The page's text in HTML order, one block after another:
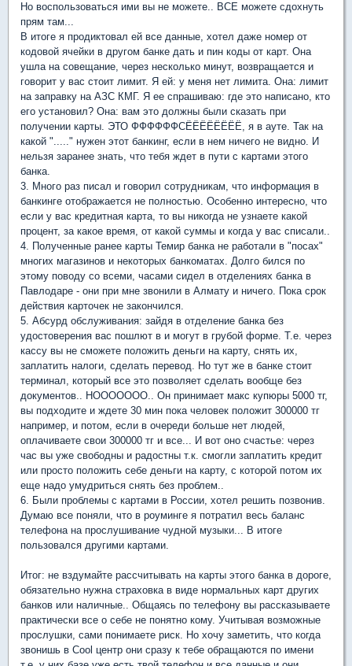
Но воспользоваться ими вы не можете.. ВСЕ можете сдохнуть
прям там...
В итоге я продиктовал ей все данные, хотел даже номер от
кодовой ячейки в другом банке дать и пин коды от карт. Она
ушла на совещание, через несколько минут, возвращается и
говорит у вас стоит лимит. Я ей: у меня нет лимита. Она: лимит
на заправку на АЗС КМГ. Я ее спрашиваю: где это написано, кто
его установил? Она: вам это должны были сказать при
получении карты. ЭТО ФФФФФФСЁЁЁЁЁЁЁЁ, я в ауте. Так на
какой "....." нужен этот банкинг, если в нем ничего не видно. И
нельзя заранее знать, что тебя ждет в пути с картами этого
банка.
3. Много раз писал и говорил сотрудникам, что информация в
банкинге отображается не полностью. Особенно интересно, что
если у вас кредитная карта, то вы никогда не узнаете какой
процент, за какое время, от какой суммы и когда у вас списали..
4. Полученные ранее карты Темир банка не работали в "посах"
многих магазинов и некоторых банкоматах. Долго бился по
этому поводу со всеми, часами сидел в отделениях банка в
Павлодаре - они при мне звонили в Алмату и ничего. Пока срок
действия карточек не закончился.
5. Абсурд обслуживания: зайдя в отделение банка без
удостоверения вас пошлют в и могут в грубой форме. Т.е. через
кассу вы не сможете положить деньги на карту, снять их,
заплатить налоги, сделать перевод. Но тут же в банке стоит
терминал, который все это позволяет сделать вообще без
документов.. НООООООО.. Он принимает макс купюры 5000 тг,
вы подходите и ждете 30 мин пока человек положит 300000 тг
например, и потом, если в очереди больше нет людей,
оплачиваете свои 300000 тг и все... И вот оно счастье: через
час вы уже свободны и радостны т.к. смогли заплатить кредит
или просто положить себе деньги на карту, с которой потом их
еще надо умудриться снять без проблем..
6. Были проблемы с картами в России, хотел решить позвонив.
Думаю все поняли, что в роуминге я потратил весь баланс
телефона на прослушивание чудной музыки... В итоге
пользовался другими картами.
Итог: не вздумайте рассчитывать на карты этого банка в дороге,
обязательно нужна страховка в виде нормальных карт других
банков или наличные.. Общаясь по телефону вы рассказываете
практически все о себе не понятно кому. Учитывая возможные
прослушки, сами понимаете риск. Но хочу заметить, что когда
звонишь в Cool центр они сразу к тебе обращаются по имени